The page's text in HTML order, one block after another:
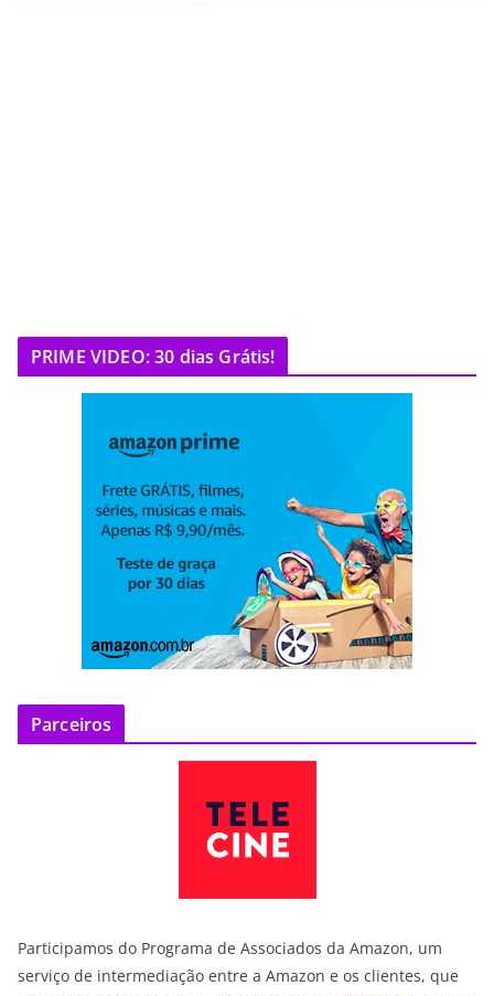
PRIME VIDEO: 30 dias Grátis!
Parceiros
Participamos do Programa de Associados da Amazon, um
serviço de intermediação entre a Amazon e os clientes, que